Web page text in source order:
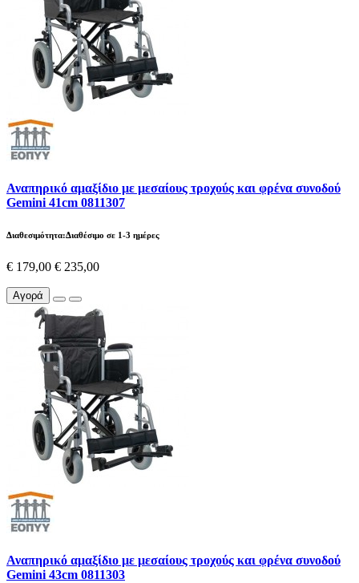
Αναπηρικό αμαξίδιο με μεσαίους τροχούς και φρένα συνοδού
Gemini 41cm 0811307
Διαθεσιμότητα:Διαθέσιμο σε 1-3 ημέρες
€ 179,00 € 235,00
Αγορά
Αναπηρικό αμαξίδιο με μεσαίους τροχούς και φρένα συνοδού
Gemini 43cm 0811303